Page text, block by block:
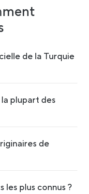
de la Turquie
plupart des
de
les plus connus ?